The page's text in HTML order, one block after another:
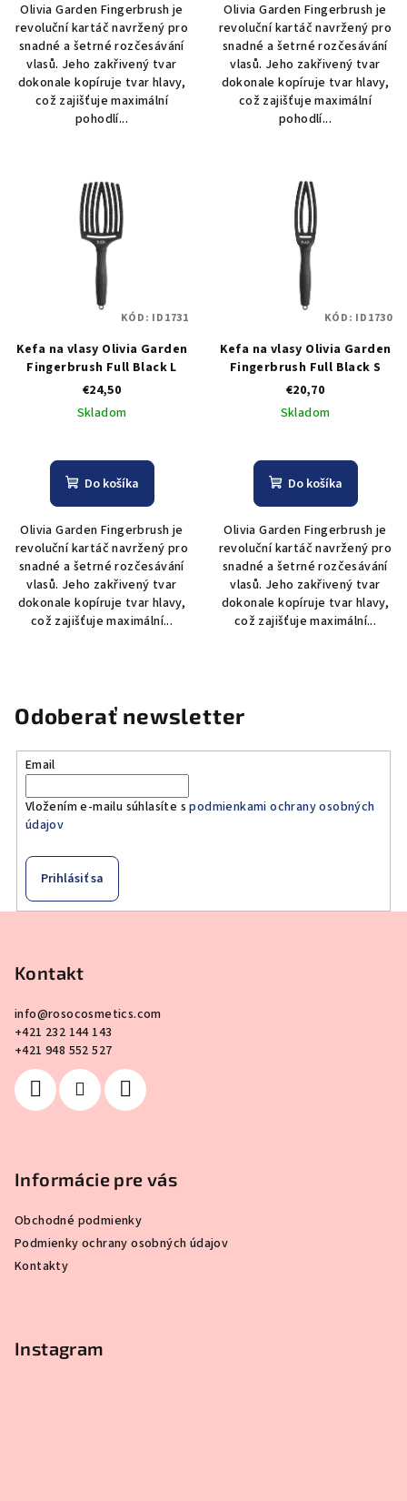
Olivia Garden Fingerbrush je
revoluční kartáč navržený pro
snadné a šetrné rozčesávání
vlasů. Jeho zakřivený tvar
dokonale kopíruje tvar hlavy,
což zajišťuje maximální
pohodlí...
Olivia Garden Fingerbrush je
revoluční kartáč navržený pro
snadné a šetrné rozčesávání
vlasů. Jeho zakřivený tvar
dokonale kopíruje tvar hlavy,
což zajišťuje maximální
pohodlí...
Kefa na vlasy Olivia Garden
Fingerbrush Full Black L
€24,50
Skladom
Do košíka
Olivia Garden Fingerbrush je
revoluční kartáč navržený pro
snadné a šetrné rozčesávání
vlasů. Jeho zakřivený tvar
dokonale kopíruje tvar hlavy,
což zajišťuje maximální...
KÓD: ID1731
Kefa na vlasy Olivia Garden
Fingerbrush Full Black S
€20,70
Skladom
Do košíka
Olivia Garden Fingerbrush je
revoluční kartáč navržený pro
snadné a šetrné rozčesávání
vlasů. Jeho zakřivený tvar
dokonale kopíruje tvar hlavy,
což zajišťuje maximální...
KÓD: ID1730
Odoberať newsletter
Email
Vložením e-mailu súhlasíte spodmienkami ochrany osobných
údajov
Prihlásiť sa
Kontakt
info@rosocosmetics.com
+421 232 144 143
+421 948 552 527
Informácie pre vás
Obchodné podmienky
Podmienky ochrany osobných údajov
Kontakty
Instagram